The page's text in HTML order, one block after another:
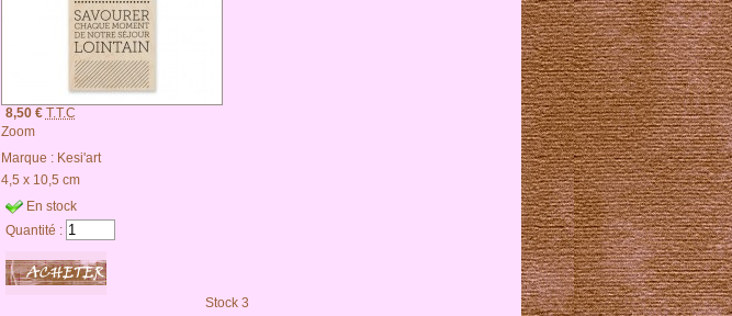
8,50 € T.T.C
Zoom
Marque : Kesi'art
4,5 x 10,5 cm
En stock
Quantité :
Stock 3